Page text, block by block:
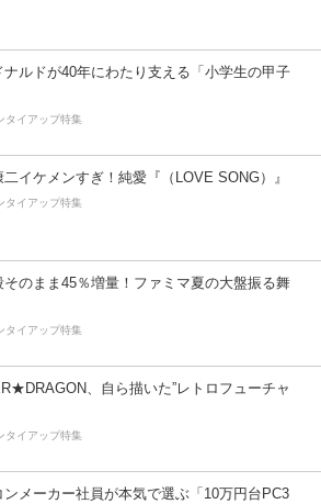
ナルドが40年にわたり支える「小学生の甲子
タイアップ特集
二イケメンすぎ！純愛『（LOVE SONG）』
タイアップ特集
そのまま45％増量！ファミマ夏の大盤振る舞
タイアップ特集
、自ら描いた”レトロフューチャ
タイアップ特集
ンメーカー社員が本気で選ぶ「10万円台PC3